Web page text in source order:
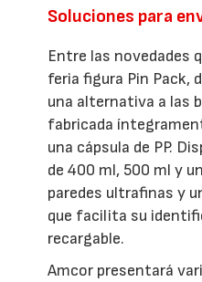
Soluciones para
Entre las novedades
feria figura Pin Pack,
una alternativa a las
fabricada
una cápsula de PP.
de 400 ml, 500 ml y
paredes ultrafinas y
que facilita su
recargable.
Amcor presentará